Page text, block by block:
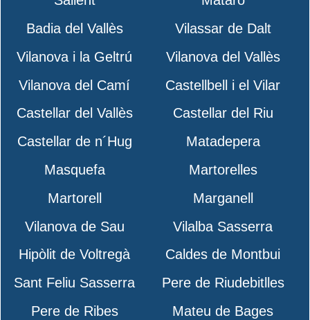
Badia del Vallès
Vilassar de Dalt
Vilanova i la Geltrú
Vilanova del Vallès
Vilanova del Camí
Castellbell i el Vilar
Castellar del Vallès
Castellar del Riu
Castellar de n´Hug
Matadepera
Masquefa
Martorelles
Martorell
Marganell
Vilanova de Sau
Vilalba Sasserra
Hipòlit de Voltregà
Caldes de Montbui
Sant Feliu Sasserra
Pere de Riudebitlles
Pere de Ribes
Mateu de Bages